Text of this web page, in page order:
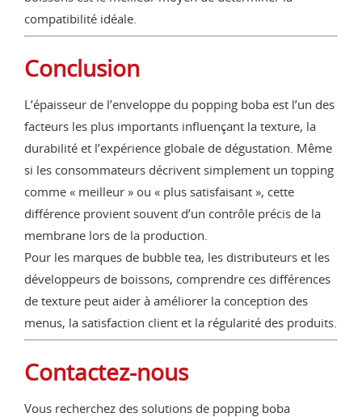
compatibilité idéale.
Conclusion
L’épaisseur de l’enveloppe du popping boba est l’un des
facteurs les plus importants influençant la texture, la
durabilité et l’expérience globale de dégustation. Même
si les consommateurs décrivent simplement un topping
comme « meilleur » ou « plus satisfaisant », cette
différence provient souvent d’un contrôle précis de la
membrane lors de la production.
Pour les marques de bubble tea, les distributeurs et les
développeurs de boissons, comprendre ces différences
de texture peut aider à améliorer la conception des
menus, la satisfaction client et la régularité des produits.
Contactez-nous
Vous recherchez des solutions de popping boba